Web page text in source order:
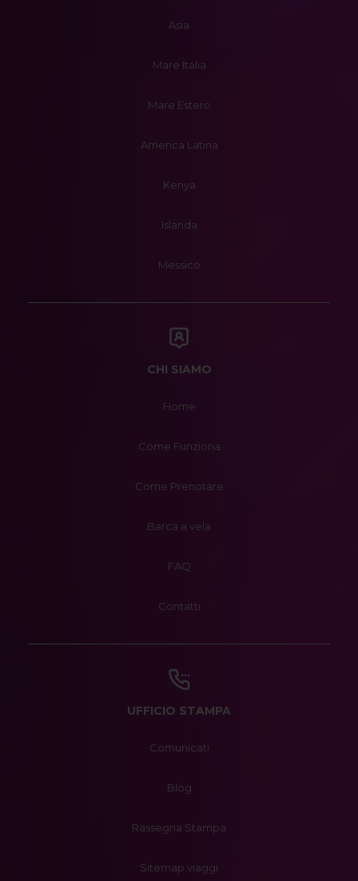
Asia
Mare Italia
Mare Estero
America Latina
Kenya
Islanda
Messico
CHI SIAMO
Home
Come Funziona
Come Prenotare
Barca a vela
FAQ
Contatti
UFFICIO STAMPA
Comunicati
Blog
Rassegna Stampa
Sitemap viaggi